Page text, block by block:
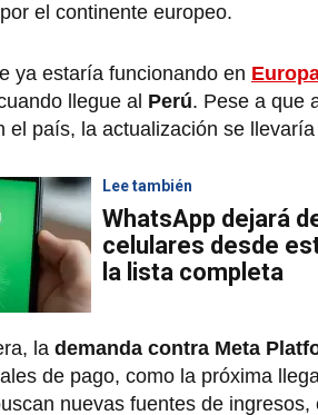
el continente europeo.
ya estaría funcionando en
llegue al Perú. Pese a que
el país, la actualización se
Lee también
WhatsApp dejará
celulares desde
la lista completa
la demanda contra Meta
de pago, como la próxima
nuevas fuentes de